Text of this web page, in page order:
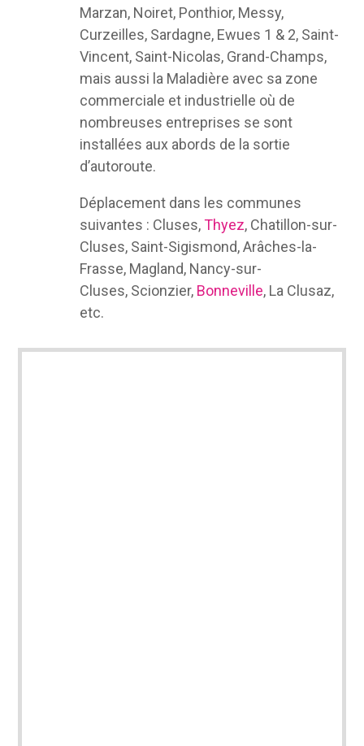
Marzan, Noiret, Ponthior, Messy,
Curzeilles, Sardagne, Ewues 1 & 2, Saint-
Vincent, Saint-Nicolas, Grand-Champs,
mais aussi la Maladière avec sa zone
commerciale et industrielle où de
nombreuses entreprises se sont
installées aux abords de la sortie
d’autoroute.
Déplacement dans les communes
suivantes : Cluses,Thyez, Chatillon-sur-
Cluses, Saint-Sigismond, Arâches-la-
Frasse, Magland, Nancy-sur-
Cluses, Scionzier, Bonneville, La Clusaz,
etc.